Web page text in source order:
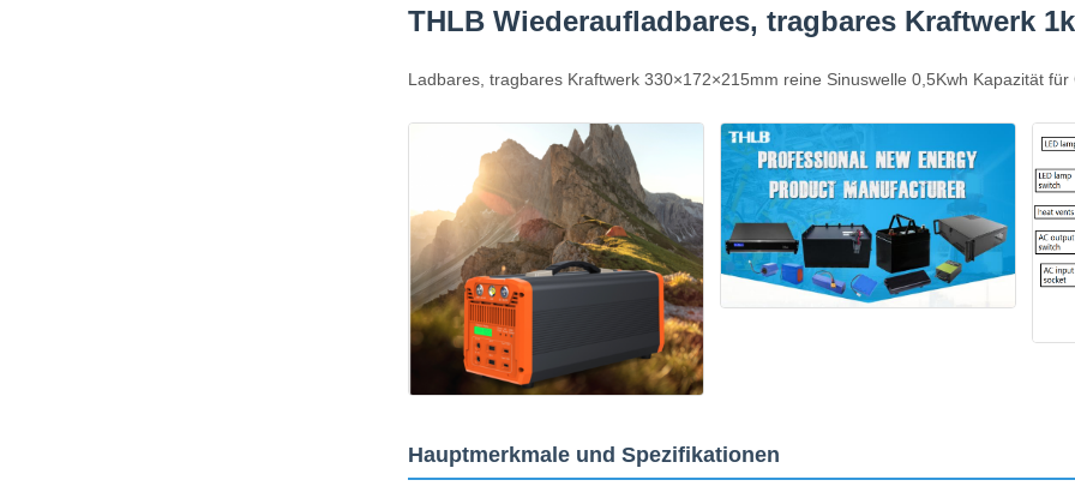
THLB Wiederaufladbares, tragbares Kraftwerk
Ladbares, tragbares Kraftwerk 330×172×215mm reine Sinuswelle 0,5Kwh Kapazität
Hauptmerkmale und Spezifikationen